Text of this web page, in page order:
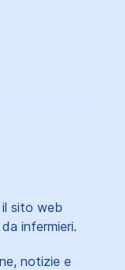
il sito web
infermieri.
notizie e